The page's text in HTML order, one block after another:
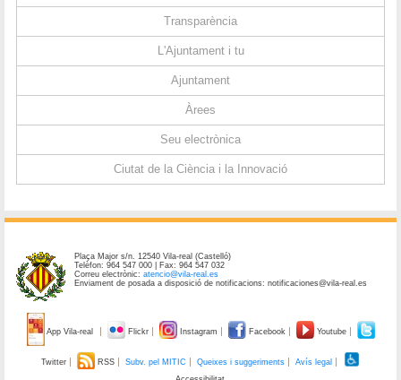
Transparència
L'Ajuntament i tu
Ajuntament
Àrees
Seu electrònica
Ciutat de la Ciència i la Innovació
Plaça Major s/n. 12540 Vila-real (Castelló)
Telèfon: 964 547 000 | Fax: 964 547 032
Correu electrònic:atencio@vila-real.es
Enviament de posada a disposició de notificacions: notificaciones@vila-real.es
App Vila-real Flickr Instagram Facebook Youtube
Twitter RSS Subv. pel MITIC Queixes i suggeriments
Avís legal